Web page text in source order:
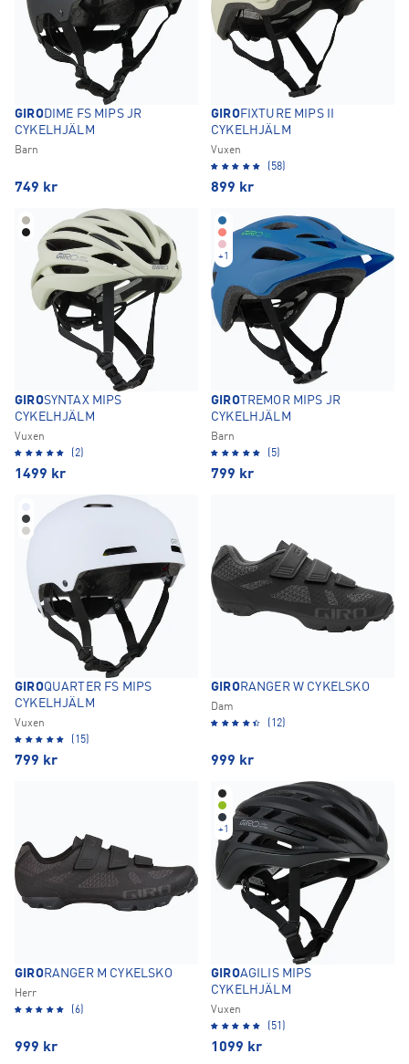
GIRODIME FS MIPS JR
CYKELHJÄLM
Barn
749 kr
GIROFIXTURE MIPS II
CYKELHJÄLM
Vuxen
(58)
899 kr
GIROSYNTAX MIPS
CYKELHJÄLM
Vuxen
(2)
1499 kr
+1
GIROTREMOR MIPS JR
CYKELHJÄLM
Barn
(5)
799 kr
GIROQUARTER FS MIPS
CYKELHJÄLM
Vuxen
(15)
799 kr
GIRORANGER W CYKELSKO
Dam
(12)
999 kr
GIRORANGER M CYKELSKO
Herr
(6)
999 kr
+1
GIROAGILIS MIPS
CYKELHJÄLM
Vuxen
(51)
1099 kr